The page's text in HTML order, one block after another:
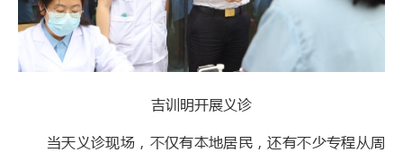
吉训明开展义诊
当天义诊现场，不仅有本地居民，还有不少专程从周